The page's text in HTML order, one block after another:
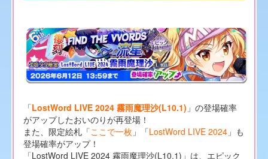
「LostWord LIVE 2024 霧雨魔理沙(L10.1) 」の登場確率
がアップしたおいのりが再登場！
また、限定絵札「ここで一枚 」「LostWord LIVE 2024」も
登場確率がアップ！
「LostWord LIVE 2024 霧雨魔理沙(L10.1)」は、エピック